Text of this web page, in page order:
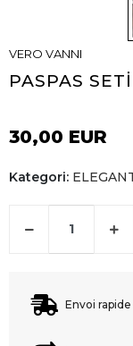
VERO VANNI
PASPAS
30,00 EUR
Kategori:
Envoi rapide